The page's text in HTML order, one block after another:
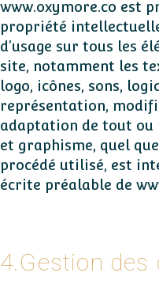
www.oxymore.co est
propriété
d’usage sur tous les
site, notamment les
logo, icônes, sons,
représentation,
adaptation de tout ou
et graphisme, quel
procédé utilisé, est
écrite préalable de
4.Gestion des